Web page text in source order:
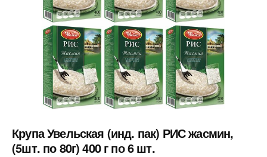
Крупа Увельская (инд. пак) РИС жасмин,
(5шт. по 80г) 400 г по 6 шт.